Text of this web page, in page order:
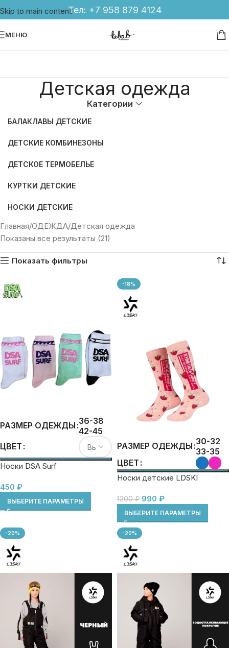
Skip to main contentТел: +7 958 879 4124
МЕНЮ
Детская одежда
Категории
БАЛАКЛАВЫ ДЕТСКИЕ
ДЕТСКИЕ КОМБИНЕЗОНЫ
ДЕТСКОЕ ТЕРМОБЕЛЬЕ
КУРТКИ ДЕТСКИЕ
НОСКИ ДЕТСКИЕ
Главная ОДЕЖДА Детская одежда
Показаны все результаты (21)
Показать фильтры
РАЗМЕР ОДЕЖДЫ 36-38
42-45
ЦВЕТ
Носки DSA Surf
450 ₽
ВЫБЕРИТЕ ПАРАМЕТРЫ
-18%
РАЗМЕР ОДЕЖДЫ 30-32
33-35
ЦВЕТ
Носки детские LDSKI
1200₽ 990 ₽
ВЫБЕРИТЕ ПАРАМЕТРЫ
-20% -20%